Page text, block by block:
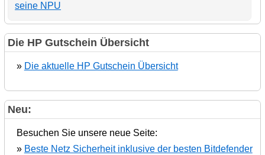
seine NPU
Die HP Gutschein Übersicht
» Die aktuelle HP Gutschein Übersicht
Neu:
Besuchen Sie unsere neue Seite:
» Beste Netz Sicherheit inklusive der besten Bitdefender